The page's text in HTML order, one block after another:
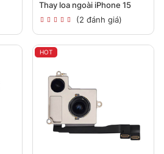
Thay loa ngoài iPhone 15
(2 đánh giá)
HOT